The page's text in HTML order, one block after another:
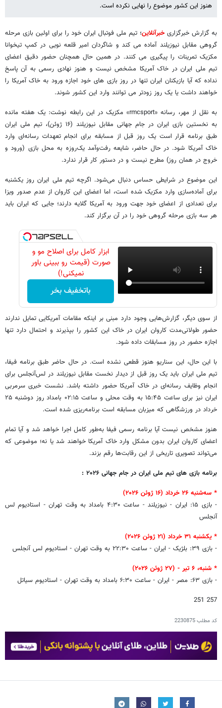
هنوز این کشور موضوع را نهایی نکرده است.
به گزارش خبرگزاریخبرآنلاین؛ تیم ملی فوتبال ایران خود را برای اولین بازی مرحله
گروهی مقابل نیوزیلند آماده می کند و شاگردان امیر قلعه نویی در کمپ تیخوانا
مکزیک تمرینات را پیگیری می کنند. در همین حال همچنان حضور دقیق اعضای
تیم ملی ایران در خاک آمریکا مشخص نیست و هنوز نهادی رسمی به آن پاسخ
نداده که آیا بازیکنان ایران تنها در روز بازی های خود اجازه ورود به خاک آمریکا را
خواهند داشت یا یک روز زودتر می توانند وارد این کشور شوند.
به نقل از مهر، رسانه «rmcsport» مکزیک در این رابطه نوشت: یک هفته مانده
به نخستین بازی ایران در جام جهانی مقابل نیوزیلند (۱۶ ژوئن)، تیم ملی ایران
طبق برنامه قرار است یک روز قبل از مسابقه برای انجام تعهدات رسانه‌ای وارد
خاک آمریکا شود. در حال حاضر، شایعه رفت‌وآمد یک‌روزه به محل بازی (ورود و
خروج در همان روز) مطرح نیست و در دستور کار قرار ندارد.
این موضوع در شرایطی حساس دنبال می‌شود. اگرچه تیم ملی ایران روز یکشنبه
برای آماده‌سازی وارد مکزیک شده است، اما اعضای این کاروان از عدم صدور ویزا
برای تعدادی از اعضای خود جهت ورود به آمریکا گلایه دارند؛ جایی که ایران باید
هر سه بازی مرحله گروهی خود را در آن برگزار کند.
ابزار کامل برای اصلاح مو و
صورت (قیمت رو ببینی باور
نمیکنی!)
باتخفیف بخر
از سوی دیگر، گزارش‌هایی وجود دارد مبنی بر اینکه مقامات آمریکایی تمایل ندارند
حضور طولانی‌مدت کاروان ایران در خاک این کشور را بپذیرند و احتمال دارد تنها
اجازه حضور در روز مسابقات داده شود.
با این حال، این سناریو هنوز قطعی نشده است. در حال حاضر طبق برنامه فیفا،
تیم ملی ایران باید یک روز قبل از دیدار نخست مقابل نیوزیلند در لس‌آنجلس برای
انجام وظایف رسانه‌ای در خاک آمریکا حضور داشته باشد. نشست خبری سرمربی
ایران نیز برای ساعت ۱۵:۴۵ به وقت محلی و ساعت ۰۲:۱۵ بامداد روز دوشنبه ۲۵
خرداد در ورزشگاهی که میزبان مسابقه است برنامه‌ریزی شده است.
هنوز مشخص نیست آیا برنامه رسمی فیفا به‌طور کامل اجرا خواهد شد و آیا تمام
اعضای کاروان ایران بدون مشکل وارد خاک آمریکا خواهند شد یا نه؛ موضوعی که
می‌تواند تصویری تاریخی از این رقابت‌ها رقم بزند.
برنامه بازی های تیم ملی ایران در جام جهانی ۲۰۲۶ :
* سه‌شنبه ۲۶ خرداد (۱۶ ژوئن ۲۰۲۶)
- بازی ۱۵: ایران - نیوزیلند - ساعت ۴:۳۰ بامداد به وقت تهران - استادیوم لس
آنجلس
* یکشنبه ۳۱ خرداد (۲۱ ژوئن ۲۰۲۶)
- بازی ۳۹: بلژیک - ایران - ساعت ۲۲:۳۰ به وقت تهران - استادیوم لس آنجلس
* شنبه، ۶ تیر - (۲۷ ژوئن ۲۰۲۶)
- بازی ۶۳: مصر - ایران - ساعت ۶:۳۰ بامداد به وقت تهران - استادیوم سیاتل
257 251
کد مطلب2230875